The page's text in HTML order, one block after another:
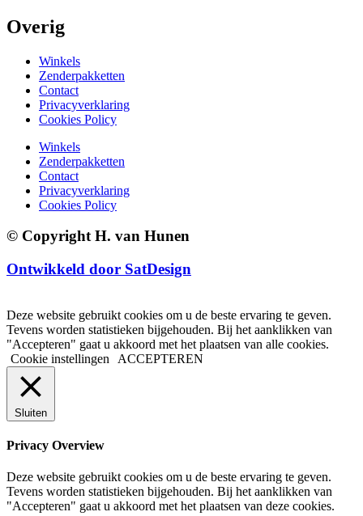
Overig
Winkels
Zenderpakketten
Contact
Privacyverklaring
Cookies Policy
Winkels
Zenderpakketten
Contact
Privacyverklaring
Cookies Policy
© Copyright H. van Hunen
Ontwikkeld door SatDesign
Deze website gebruikt cookies om u de beste ervaring te geven.
Tevens worden statistieken bijgehouden. Bij het aanklikken van
"Accepteren" gaat u akkoord met het plaatsen van alle cookies.
Cookie instellingen
ACCEPTEREN
Sluiten
Privacy Overview
Deze website gebruikt cookies om u de beste ervaring te geven.
Tevens worden statistieken bijgehouden. Bij het aanklikken van
"Accepteren" gaat u akkoord met het plaatsen van deze cookies.